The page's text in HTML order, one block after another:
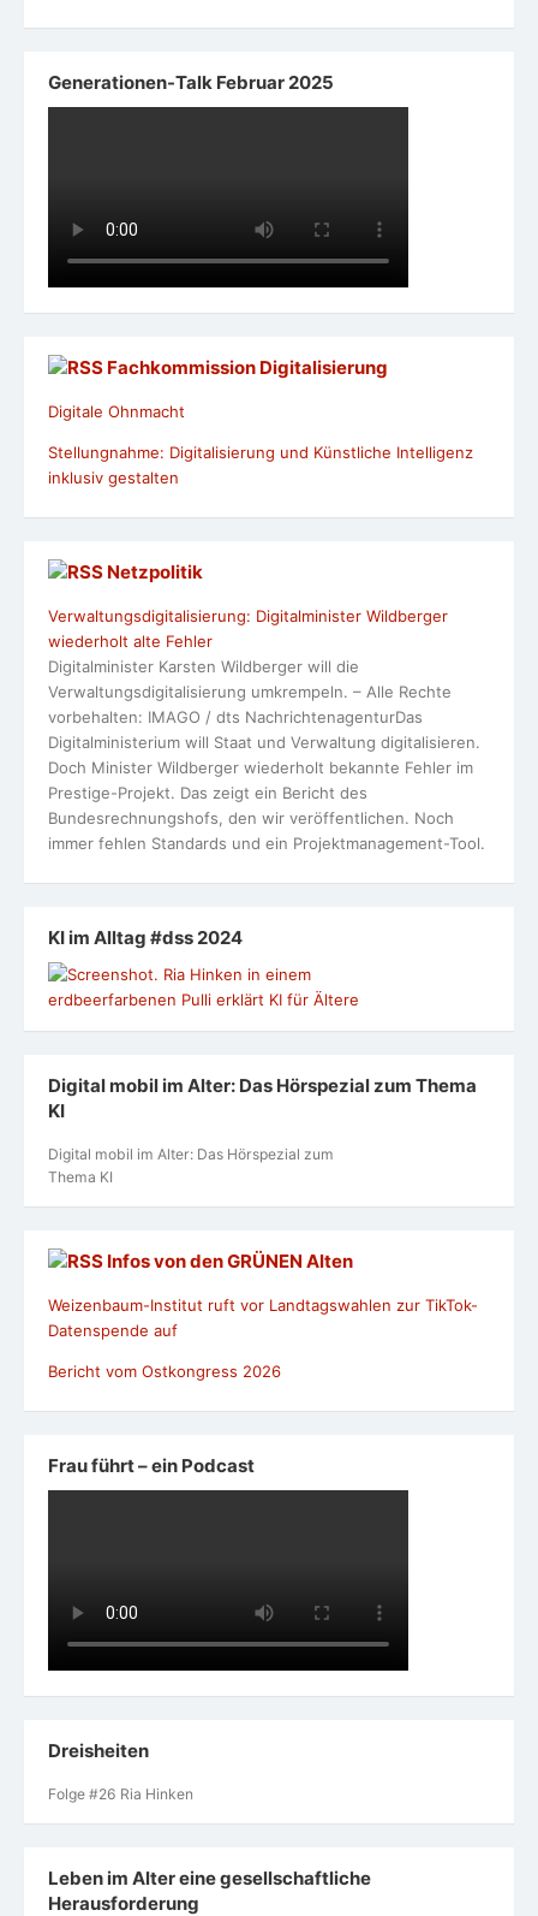
Generationen-Talk Februar 2025
Fachkommission Digitalisierung
Digitale Ohnmacht
Stellungnahme: Digitalisierung und Künstliche Intelligenz
inklusiv gestalten
Netzpolitik
Verwaltungsdigitalisierung: Digitalminister Wildberger
wiederholt alte Fehler
Digitalminister Karsten Wildberger will die
Verwaltungsdigitalisierung umkrempeln. – Alle Rechte
vorbehalten: IMAGO / dts NachrichtenagenturDas
Digitalministerium will Staat und Verwaltung digitalisieren.
Doch Minister Wildberger wiederholt bekannte Fehler im
Prestige-Projekt. Das zeigt ein Bericht des
Bundesrechnungshofs, den wir veröffentlichen. Noch
immer fehlen Standards und ein Projektmanagement-Tool.
KI im Alltag #dss 2024
Digital mobil im Alter: Das Hörspezial zum Thema
KI
Digital mobil im Alter: Das Hörspezial zum
Thema KI
Infos von den GRÜNEN Alten
Weizenbaum-Institut ruft vor Landtagswahlen zur TikTok-
Datenspende auf
Bericht vom Ostkongress 2026
Frau führt – ein Podcast
Dreisheiten
Folge #26 Ria Hinken
Leben im Alter eine gesellschaftliche
Herausforderung